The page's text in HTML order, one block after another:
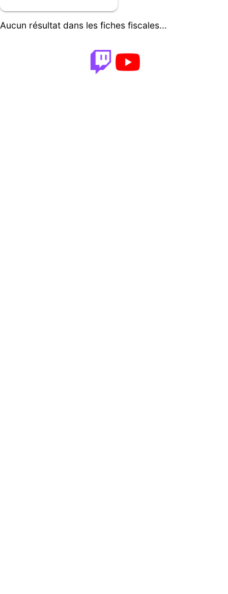
Aucun résultat dans les fiches fiscales...